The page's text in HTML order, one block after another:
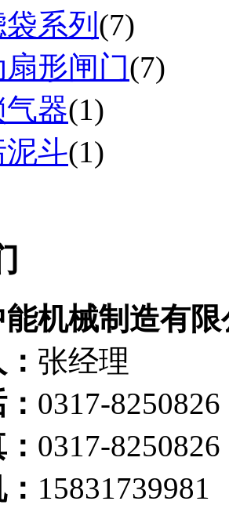
系列 (7)
形闸门(7)
器(1)
斗(1)
机械制造有限
张经理
0317-8250826
0317-8250826
15831739981